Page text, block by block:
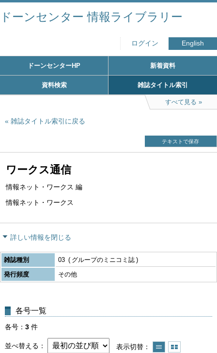
ドーンセンター 情報ライブラリー
ログイン English
ドーンセンターHP 新着資料
資料検索 雑誌タイトル索引
すべて見る
雑誌タイトル索引に戻る
テキストで保存
ワークス通信
情報ネット・ワークス 編
情報ネット・ワークス
詳しい情報を閉じる
雑誌種別 03
グループのミニコミ誌
発行頻度
その他
各号一覧
各号 3 件
並べ替える 表示切替